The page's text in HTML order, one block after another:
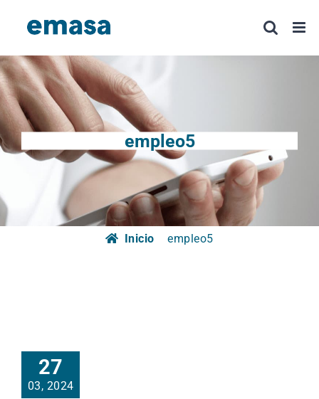
empleo5
Inicio empleo5
27
03, 2024